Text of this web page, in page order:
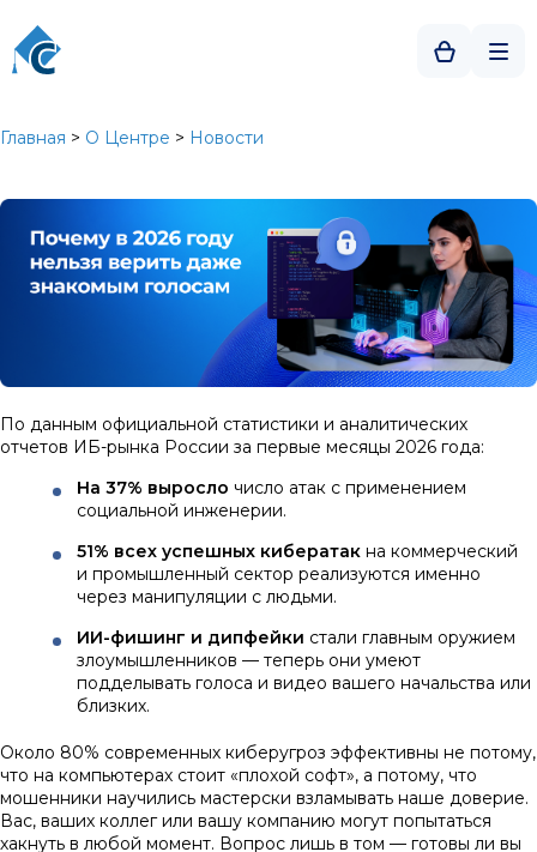
Главная > О Центре > Новости
По данным официальной статистики и аналитических
отчетов ИБ-рынка России за первые месяцы 2026 года:
На 37% выросло число атак с применением
социальной инженерии.
51% всех успешных кибератак на коммерческий
и промышленный сектор реализуются именно
через манипуляции с людьми.
ИИ-фишинг и дипфейки стали главным оружием
злоумышленников — теперь они умеют
подделывать голоса и видео вашего начальства или
близких.
Около 80% современных киберугроз эффективны не потому,
что на компьютерах стоит «плохой софт», а потому, что
мошенники научились мастерски взламывать наше доверие.
Вас, ваших коллег или вашу компанию могут попытаться
хакнуть в любой момент. Вопрос лишь в том — готовы ли вы